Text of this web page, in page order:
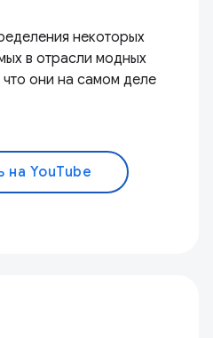
некоторых
в отрасли модных
что они на самом деле
на YouTube